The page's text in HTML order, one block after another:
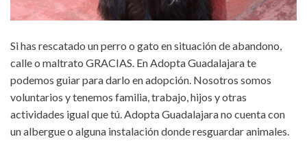
Si has rescatado un perro o gato en situación de abandono,
calle o maltrato GRACIAS. En Adopta Guadalajara te
podemos guiar para darlo en adopción. Nosotros somos
voluntarios y tenemos familia, trabajo, hijos y otras
actividades igual que tú. Adopta Guadalajara no cuenta con
un albergue o alguna instalación donde resguardar animales.